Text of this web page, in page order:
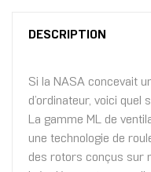
DESCRIPTION
Si la NASA concevait
d’ordinateur, voici quel
La gamme ML de
une technologie de
des rotors conçus sur